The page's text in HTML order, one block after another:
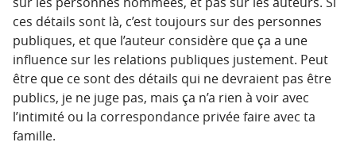
ces détails sont là, c’est toujours sur des personnes
publiques, et que l’auteur considère que ça a une
influence sur les relations publiques justement. Peut
être que ce sont des détails qui ne devraient pas être
publics, je ne juge pas, mais ça n’a rien à voir avec
l’intimité ou la correspondance privée faire avec ta
famille.